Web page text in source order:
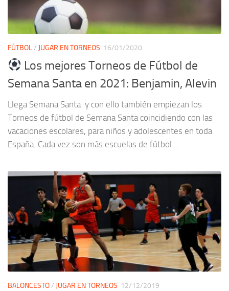
FÚTBOL/ JUGAR EN TORNEOS 16/01/2020
Los mejores Torneos de Fútbol de
Semana Santa en 2021: Benjamin, Alevin
Llega Semana Santa y con ello también empiezan los
Torneos de fútbol de Semana Santa coincidiendo con las
vacaciones escolares, para niños y adolescentes en toda
España. Cada vez son más escuelas de fútbol...
BALONCESTO/ JUGAR EN TORNEOS 12/12/2019